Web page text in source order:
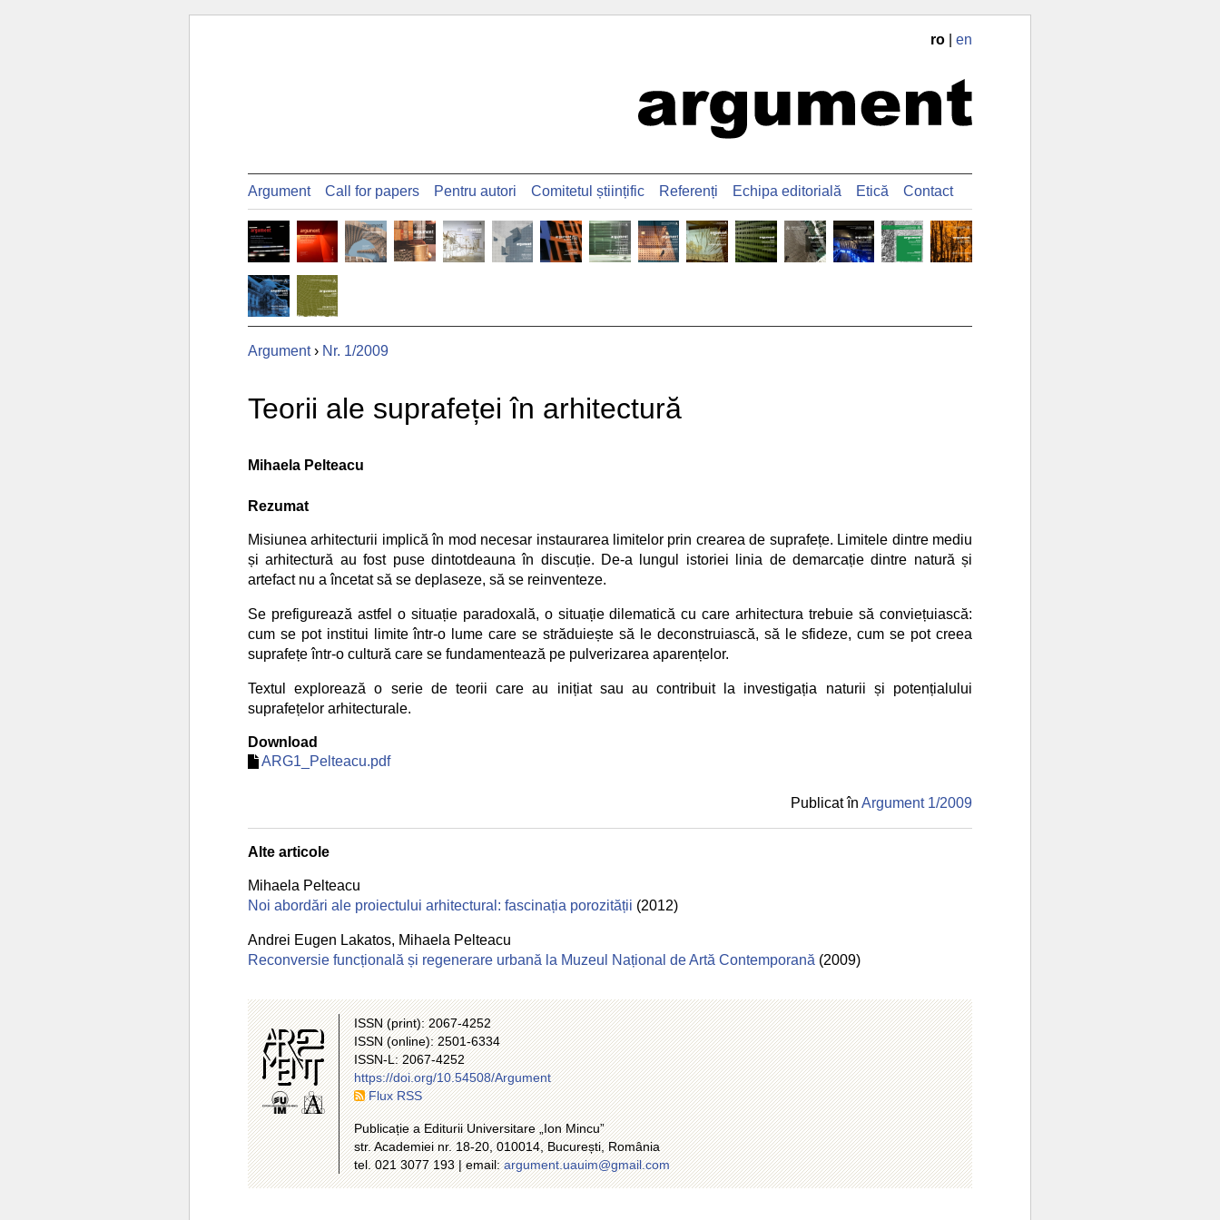
ro en
Argument Call for papers Pentru autori Comitetul științific Referenți Echipa editorială Etică Contact
Argument› Nr. 1/2009
Teorii ale suprafeței în arhitectură
Mihaela Pelteacu
Rezumat
Misiunea arhitecturii implică în mod necesar instaurarea limitelor prin crearea de suprafețe. Limitele dintre mediu
și arhitectură au fost puse dintotdeauna în discuție. De-a lungul istoriei linia de demarcație dintre natură și
artefact nu a încetat să se deplaseze, să se reinventeze.
Se prefigurează astfel o situație paradoxală, o situație dilematică cu care arhitectura trebuie să conviețuiască:
cum se pot institui limite într-o lume care se străduiește să le deconstruiască, să le sfideze, cum se pot creea
suprafețe într-o cultură care se fundamentează pe pulverizarea aparențelor.
Textul explorează o serie de teorii care au inițiat sau au contribuit la investigația naturii și potențialului
suprafețelor arhitecturale.
Download
ARG1_Pelteacu.pdf
Publicat în Argument 1/2009
Alte articole
Mihaela Pelteacu
Noi abordări ale proiectului arhitectural: fascinația porozității (2012)
Andrei Eugen Lakatos, Mihaela Pelteacu
Reconversie funcțională și regenerare urbană la Muzeul Național de Artă Contemporană (2009)
ISSN (print): 2067-4252
ISSN (online): 2501-6334
ISSN-L: 2067-4252
https://doi.org/10.54508/Argument
Flux RSS
Publicație a Editurii Universitare „Ion Mincu”
str. Academiei nr. 18-20, 010014, București, România
tel. 021 3077 193 | email:argument.uauim@gmail.com